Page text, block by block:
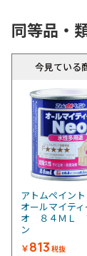
同等品・
今見ている
アトムペイン
オールマイティ
オ ８４ＭＬ
ン
￥813 税抜